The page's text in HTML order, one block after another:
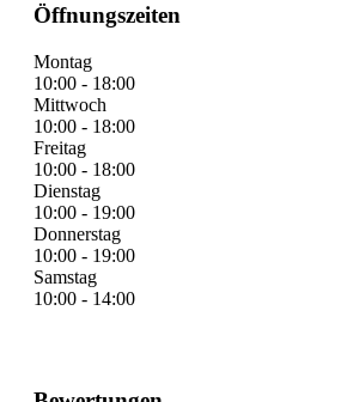
Öffnungszeiten
Montag
10:00 - 18:00
Mittwoch
10:00 - 18:00
Freitag
10:00 - 18:00
Dienstag
10:00 - 19:00
Donnerstag
10:00 - 19:00
Samstag
10:00 - 14:00